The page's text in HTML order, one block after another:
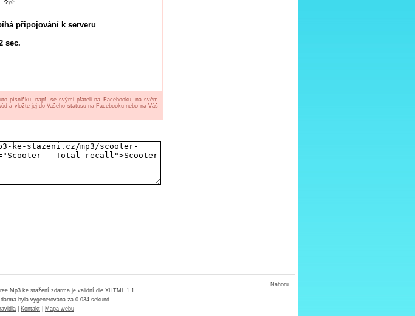
připojování k serveru
sec.
písničku, např. se svými přáteli na Facebooku, na svém
a vložte jej do Vašeho statusu na Facebooku nebo na Váš
Nahoru
Mp3 ke stažení zdarma je validní dle XHTML 1.1
byla vygenerována za 0.034 sekund
Kontakt Mapa webu